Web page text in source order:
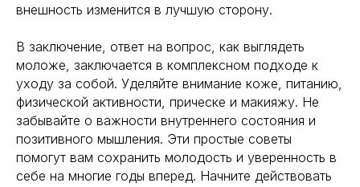
внешность изменится в лучшую сторону.
В заключение, ответ на вопрос, как выглядеть
моложе, заключается в комплексном подходе к
уходу за собой. Уделяйте внимание коже, питанию,
физической активности, прическе и макияжу. Не
забывайте о важности внутреннего состояния и
позитивного мышления. Эти простые советы
помогут вам сохранить молодость и уверенность в
себе на многие годы вперед. Начните действовать
Ноотропы
Социальные сети
*Meta (деятельность организации
запрещена на территории РФ)
109012, Россия, Москва
©2025. All rights
reserved
Политика конфиденциальности